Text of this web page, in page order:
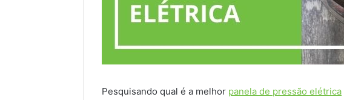
Pesquisando qual é a melhor panela de pressão elétrica